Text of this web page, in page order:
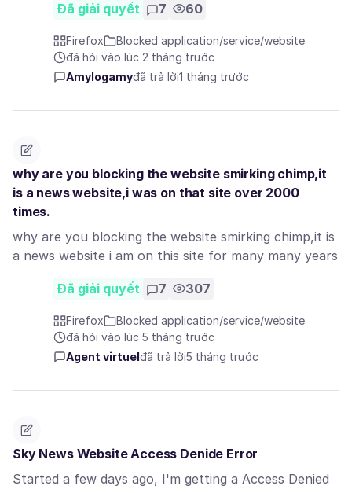
Đã giải quyết 7 60
Firefox
Blocked application/service/website
đã hỏi vào lúc 2 tháng trước
Amylogamyđã trả lời1 tháng trước
why are you blocking the website smirking chimp,it
is a news website,i was on that site over 2000
times.
why are you blocking the website smirking chimp,it is
a news website i am on this site for many many years
Đã giải quyết 7 307
Firefox
Blocked application/service/website
đã hỏi vào lúc 5 tháng trước
Agent virtuel đã trả lời5 tháng trước
Sky News Website Access Denide Error
Started a few days ago, I'm getting a Access Denied